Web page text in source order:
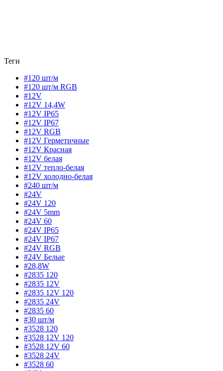
Теги
#120 шт/м
#120 шт/м RGB
#12V
#12V 14,4W
#12V IP65
#12V IP67
#12V RGB
#12V Герметичные
#12V Красная
#12V белая
#12V тепло-белая
#12V холодно-белая
#240 шт/м
#24V
#24V 120
#24V 5mm
#24V 60
#24V IP65
#24V IP67
#24V RGB
#24V Белые
#28,8W
#2835 120
#2835 12V
#2835 12V 120
#2835 24V
#2835 60
#30 шт/м
#3528 120
#3528 12V 120
#3528 12V 60
#3528 24V
#3528 60